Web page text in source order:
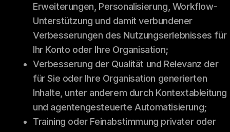
Erweiterungen, Personalisierung, Workflow-
Unterstützung und damit verbundener
Verbesserungen des Nutzungserlebnisses für
Ihr Konto oder Ihre Organisation;
Verbesserung der Qualität und Relevanz der
für Sie oder Ihre Organisation generierten
Inhalte, unter anderem durch Kontextableitung
und agentengesteuerte Automatisierung;
Training oder Feinabstimmung privater oder